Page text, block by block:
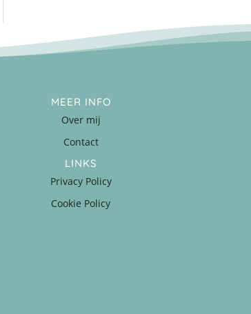
MEER INFO
Over mij
Contact
LINKS
Privacy Policy
Cookie Policy